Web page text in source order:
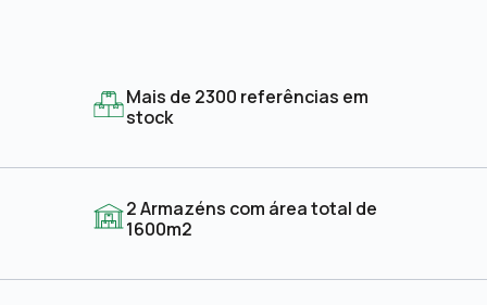
Mais de 2300 referências em
stock
2 Armazéns com área total de
1600m2